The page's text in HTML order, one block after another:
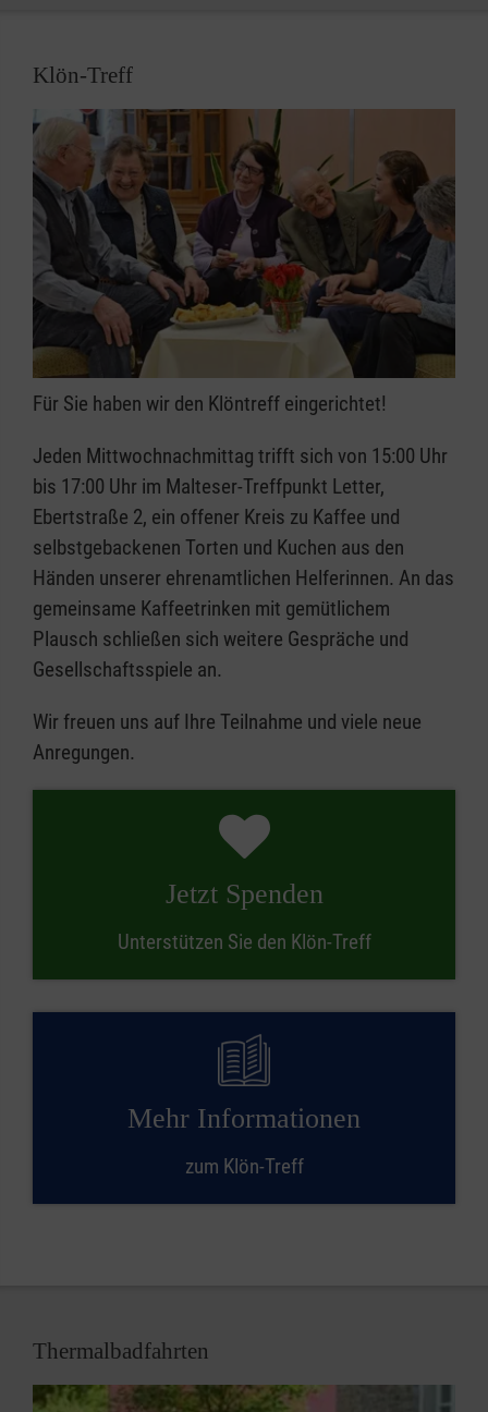
Klön-Treff
Für Sie haben wir den Klöntreff eingerichtet!
Jeden Mittwochnachmittag trifft sich von 15:00 Uhr
bis 17:00 Uhr im Malteser-Treffpunkt Letter,
Ebertstraße 2, ein offener Kreis zu Kaffee und
selbstgebackenen Torten und Kuchen aus den
Händen unserer ehrenamtlichen Helferinnen. An das
gemeinsame Kaffeetrinken mit gemütlichem
Plausch schließen sich weitere Gespräche und
Gesellschaftsspiele an.
Wir freuen uns auf Ihre Teilnahme und viele neue
Anregungen.
Jetzt Spenden
Unterstützen Sie den Klön-Treff
Mehr Informationen
zum Klön-Treff
Thermalbadfahrten